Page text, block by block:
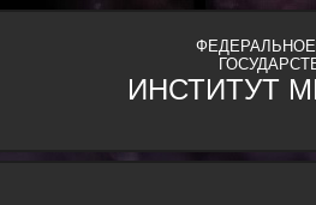
ИНСТИТУТ